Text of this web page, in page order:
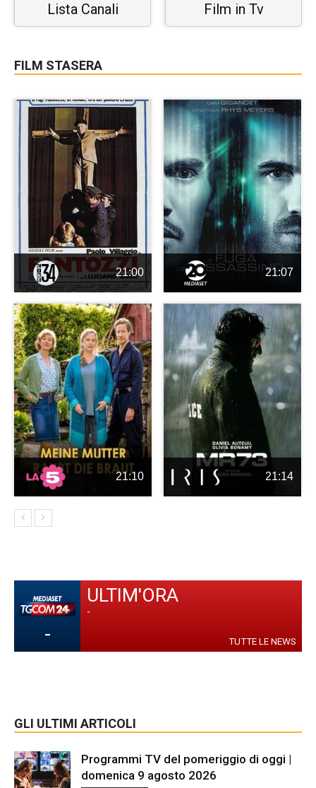
Lista Canali Film in Tv
FILM STASERA
21:00 21:07
21:10 21:14
-
ULTIM'ORA
-
TUTTE LE NEWS
GLI ULTIMI ARTICOLI
Programmi TV del pomeriggio di oggi |
domenica 9 agosto 2026